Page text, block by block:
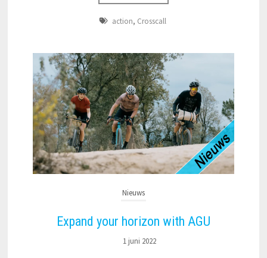
action, Crosscall
Nieuws
Expand your horizon with AGU
1 juni 2022